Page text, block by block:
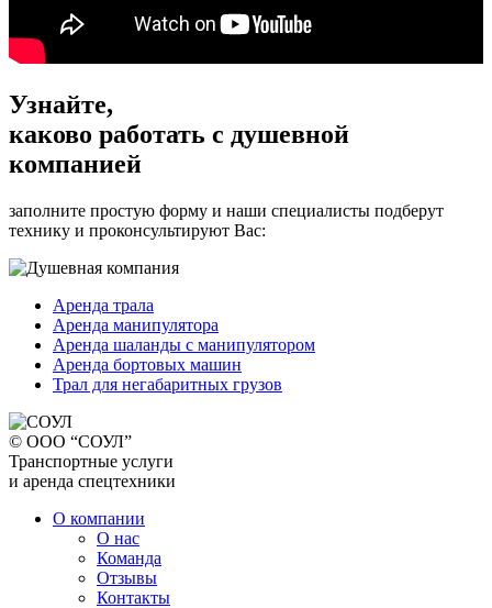
Узнайте,
каково работать с душевной
компанией
заполните простую форму и наши специалисты подберут
технику и проконсультируют Вас:
Аренда трала
Аренда манипулятора
Аренда шаланды с манипулятором
Аренда бортовых машин
Трал для негабаритных грузов
© ООО “СОУЛ”
Транспортные услуги
и аренда спецтехники
О компании
О нас
Команда
Отзывы
Контакты